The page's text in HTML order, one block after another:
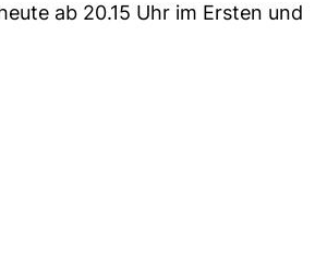
ab 20.15 Uhr im Ersten und